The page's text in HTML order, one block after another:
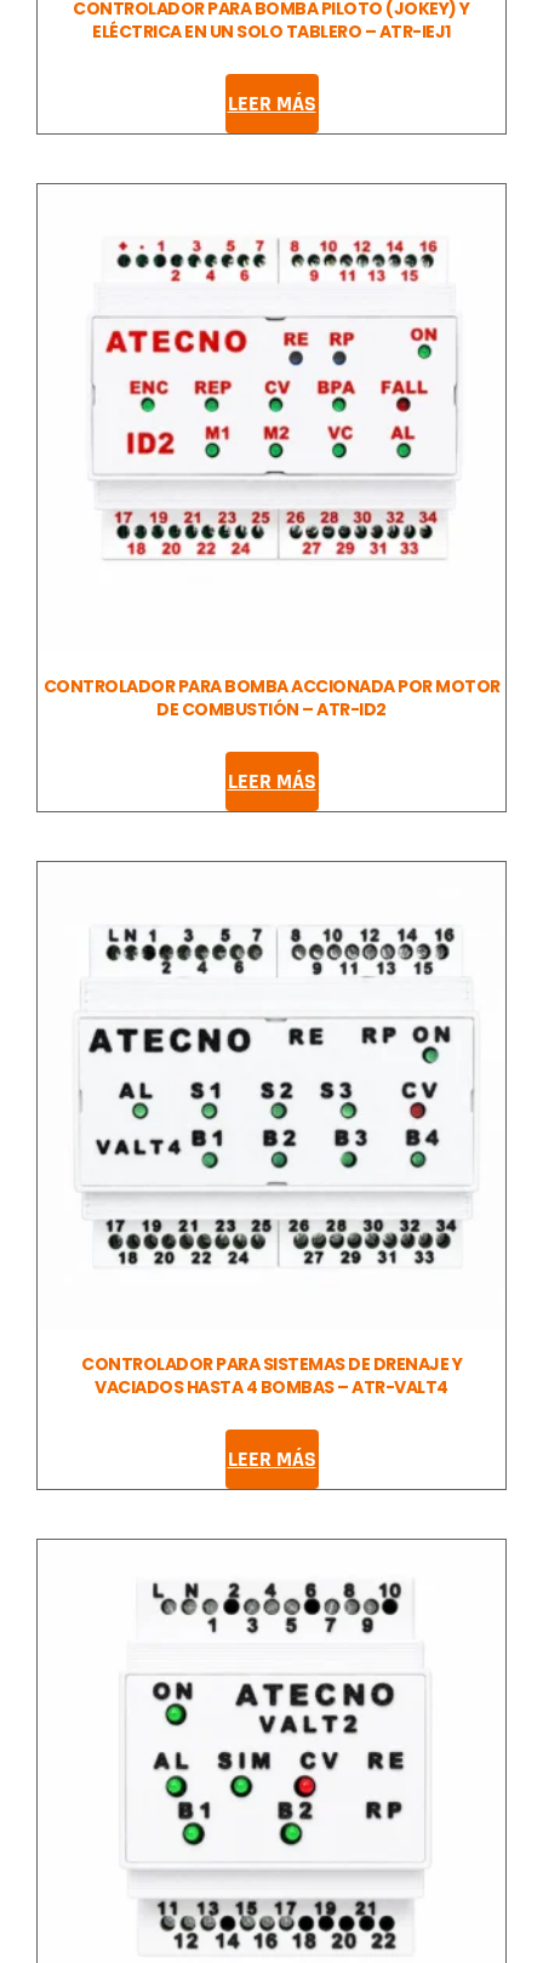
CONTROLADOR PARA BOMBA PILOTO (JOKEY) Y
ELÉCTRICA EN UN SOLO TABLERO – ATR-IEJ1
LEER MÁS
CONTROLADOR PARA BOMBA ACCIONADA POR MOTOR
DE COMBUSTIÓN – ATR-ID2
LEER MÁS
CONTROLADOR PARA SISTEMAS DE DRENAJE Y
VACIADOS HASTA 4 BOMBAS – ATR-VALT4
LEER MÁS